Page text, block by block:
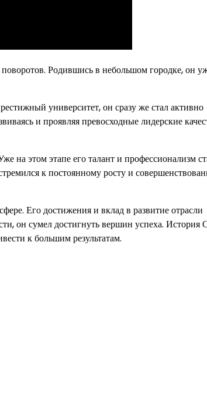
Родившись в небольшом городке, он
университет, он сразу же стал активно
и проявляя превосходные лидерские
на этом этапе его талант и профессионализм
к постоянному росту и
Его достижения и вклад в развитие отрасли
он сумел достигнуть вершин успеха. История
к большим результатам.